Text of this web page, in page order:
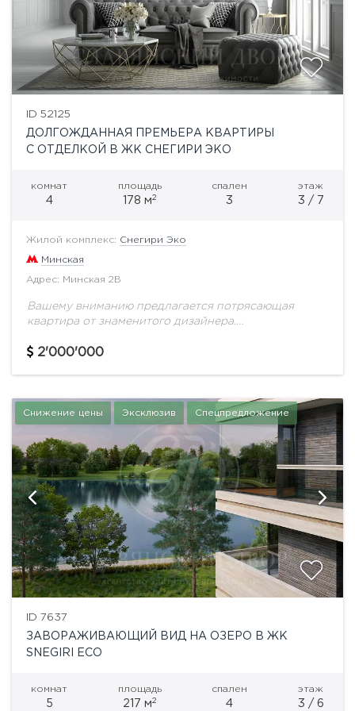
ID 52125
ДОЛГОЖДАННАЯ ПРЕМЬЕРА КВАРТИРЫ
С ОТДЕЛКОЙ В ЖК СНЕГИРИ ЭКО
комнат
4
площадь
178 м2
спален
3
этаж
3 / 7
Жилой комплекс: Снегири Эко
Минская
Адрес: Минская 2В
Вашему вниманию предлагается потрясающая
квартира от знаменитого дизайнера.
гостиная-столовая, мастер спальня с гардеробной и
гардеробная...
2'000'000
Снижение цены Эксклюзив Спецпредложение
ID 7637
ЗАВОРАЖИВАЮЩИЙ ВИД НА ОЗЕРО В ЖК
SNEGIRI ECO
комнат
5
площадь
217 м2
спален
4
этаж
3 / 6